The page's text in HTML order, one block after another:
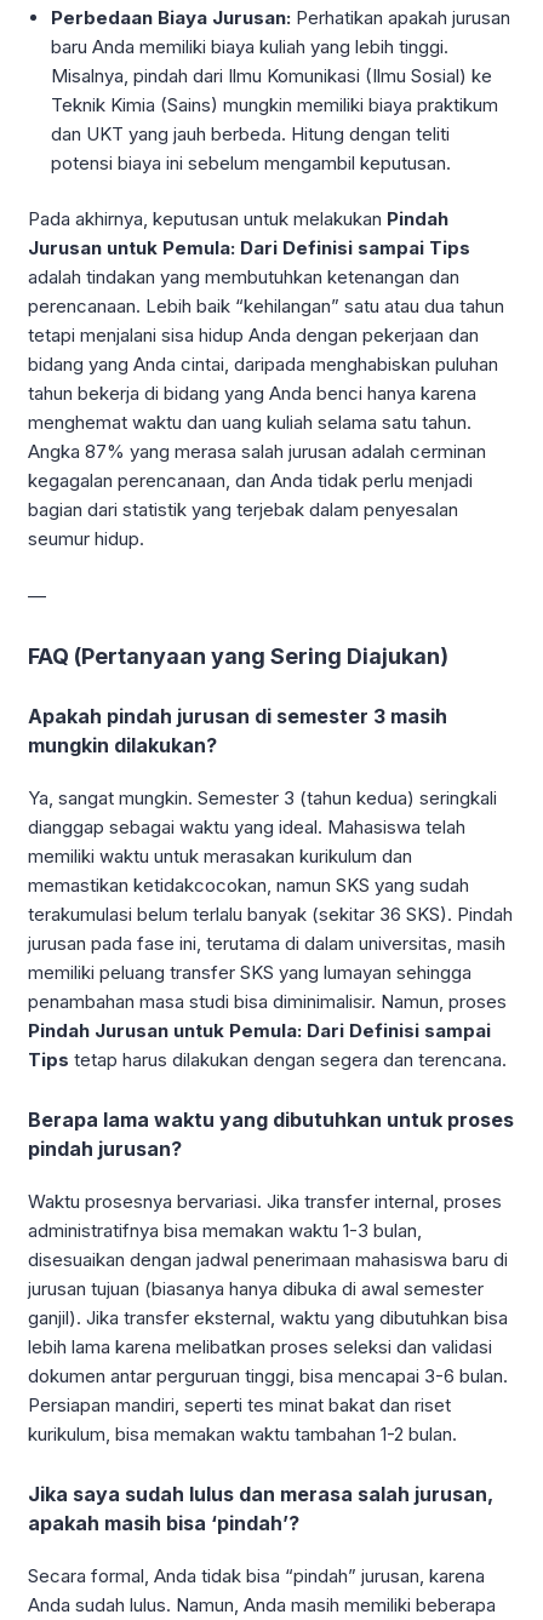
Perbedaan Biaya Jurusan: Perhatikan apakah jurusan
baru Anda memiliki biaya kuliah yang lebih tinggi.
Misalnya, pindah dari Ilmu Komunikasi (Ilmu Sosial) ke
Teknik Kimia (Sains) mungkin memiliki biaya praktikum
dan UKT yang jauh berbeda. Hitung dengan teliti
potensi biaya ini sebelum mengambil keputusan.
Pada akhirnya, keputusan untuk melakukan Pindah
Jurusan untuk Pemula: Dari Definisi sampai Tips
adalah tindakan yang membutuhkan ketenangan dan
perencanaan. Lebih baik “kehilangan” satu atau dua tahun
tetapi menjalani sisa hidup Anda dengan pekerjaan dan
bidang yang Anda cintai, daripada menghabiskan puluhan
tahun bekerja di bidang yang Anda benci hanya karena
menghemat waktu dan uang kuliah selama satu tahun.
Angka 87% yang merasa salah jurusan adalah cerminan
kegagalan perencanaan, dan Anda tidak perlu menjadi
bagian dari statistik yang terjebak dalam penyesalan
seumur hidup.
—
FAQ (Pertanyaan yang Sering Diajukan)
Apakah pindah jurusan di semester 3 masih
mungkin dilakukan?
Ya, sangat mungkin. Semester 3 (tahun kedua) seringkali
dianggap sebagai waktu yang ideal. Mahasiswa telah
memiliki waktu untuk merasakan kurikulum dan
memastikan ketidakcocokan, namun SKS yang sudah
terakumulasi belum terlalu banyak (sekitar 36 SKS). Pindah
jurusan pada fase ini, terutama di dalam universitas, masih
memiliki peluang transfer SKS yang lumayan sehingga
penambahan masa studi bisa diminimalisir. Namun, proses
Pindah Jurusan untuk Pemula: Dari Definisi sampai
Tips tetap harus dilakukan dengan segera dan terencana.
Berapa lama waktu yang dibutuhkan untuk proses
pindah jurusan?
Waktu prosesnya bervariasi. Jika transfer internal, proses
administratifnya bisa memakan waktu 1-3 bulan,
disesuaikan dengan jadwal penerimaan mahasiswa baru di
jurusan tujuan (biasanya hanya dibuka di awal semester
ganjil). Jika transfer eksternal, waktu yang dibutuhkan bisa
lebih lama karena melibatkan proses seleksi dan validasi
dokumen antar perguruan tinggi, bisa mencapai 3-6 bulan.
Persiapan mandiri, seperti tes minat bakat dan riset
kurikulum, bisa memakan waktu tambahan 1-2 bulan.
Jika saya sudah lulus dan merasa salah jurusan,
apakah masih bisa ‘pindah’?
Secara formal, Anda tidak bisa “pindah” jurusan, karena
Anda sudah lulus. Namun, Anda masih memiliki beberapa